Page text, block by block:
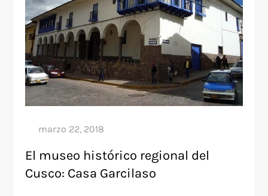
El museo histórico regional del
Cusco: Casa Garcilaso